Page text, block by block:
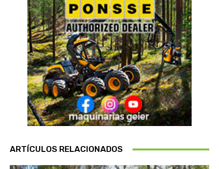
ARTÍCULOS RELACIONADOS